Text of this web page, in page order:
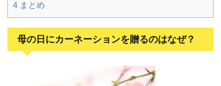
4 まとめ
母の日にカーネーションを贈るのはなぜ？